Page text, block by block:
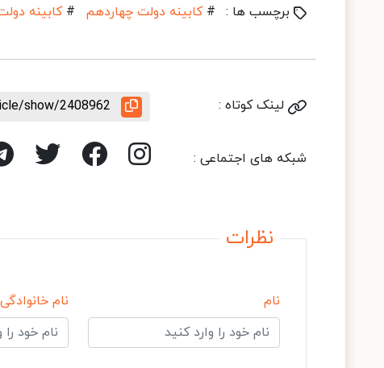
برچسب ها : # کابینه دولت چهاردهم # کابینه
لینک کوتاه : show/2408962
شبکه های اجتماعی :
نظرات
نام نام خانوادگی